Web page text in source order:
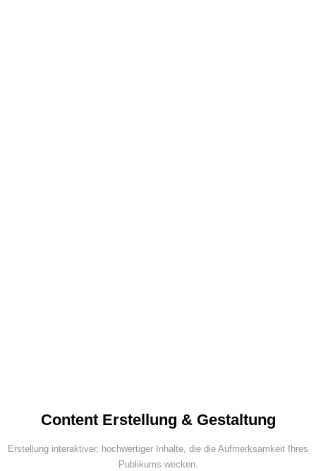
Content Erstellung & Gestaltung
Erstellung interaktiver, hochwertiger Inhalte, die die Aufmerksamkeit Ihres
Publikums wecken.